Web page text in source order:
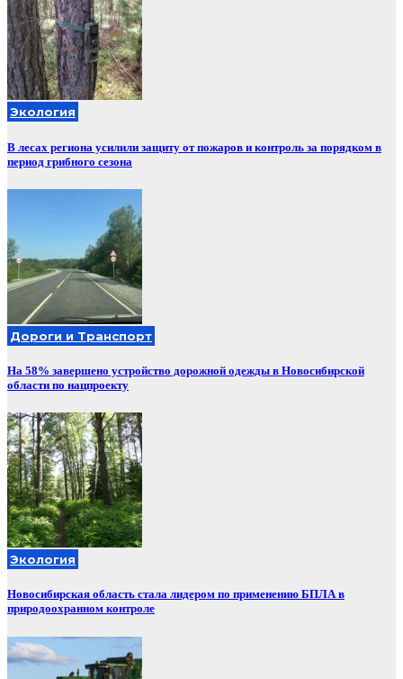
Экология
В лесах региона усилили защиту от пожаров и контроль за порядком в
период грибного сезона
Дороги и Транспорт
На 58% завершено устройство дорожной одежды в Новосибирской
области по нацпроекту
Экология
Новосибирская область стала лидером по применению БПЛА в
природоохранном контроле